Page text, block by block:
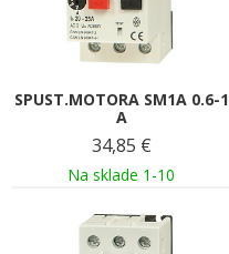
SPUST.MOTORA SM1A 0.6-1
A
34,85 €
Na sklade 1-10